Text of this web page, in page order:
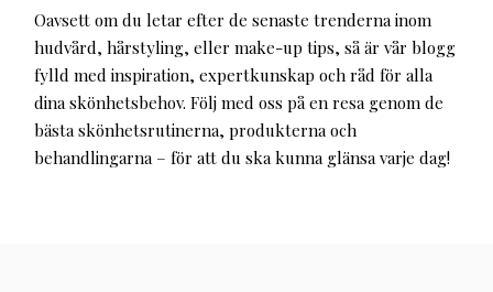
Oavsett om du letar efter de senaste trenderna inom
hudvård, hårstyling, eller make-up tips, så är vår blogg
fylld med inspiration, expertkunskap och råd för alla
dina skönhetsbehov. Följ med oss på en resa genom de
bästa skönhetsrutinerna, produkterna och
behandlingarna – för att du ska kunna glänsa varje dag!